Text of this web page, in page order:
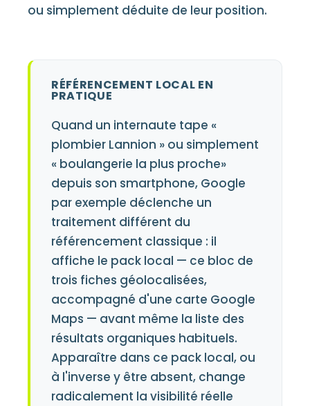
ou simplement déduite de leur position.
RÉFÉRENCEMENT LOCAL EN
PRATIQUE
Quand un internaute tape «
plombier Lannion » ou simplement
« boulangerie la plus proche»
depuis son smartphone, Google
par exemple déclenche un
traitement différent du
référencement classique : il
affiche le pack local — ce bloc de
trois fiches géolocalisées,
accompagné d'une carte Google
Maps — avant même la liste des
résultats organiques habituels.
Apparaître dans ce pack local, ou
à l'inverse y être absent, change
radicalement la visibilité réelle